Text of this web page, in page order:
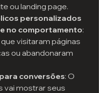
ou landing page.
personalizados
no comportamento:
visitaram páginas
ou abandonaram
conversões: O
vai mostrar seus